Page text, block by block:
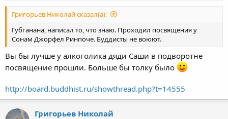
Григорьев Николай сказал(а):
Губганана, написал то, что знаю. Проходил посвящения у
Сонам Джорфел Ринпоче. Буддисты не воюют.
Вы бы лучше у алкоголика дяди Саши в подворотне
посвящение прошли. Больше бы толку было
http://board.buddhist.ru/showthread.php?t=14555
Григорьев Николай